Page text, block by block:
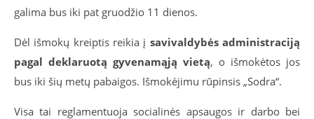
galima bus iki pat gruodžio 11 dienos.
Dėl išmokų kreiptis reikia į savivaldybės administraciją
pagal deklaruotą gyvenamąją vietą, o išmokėtos jos
bus iki šių metų pabaigos. Išmokėjimu rūpinsis „Sodra“.
Visa tai reglamentuoja socialinės apsaugos ir darbo bei